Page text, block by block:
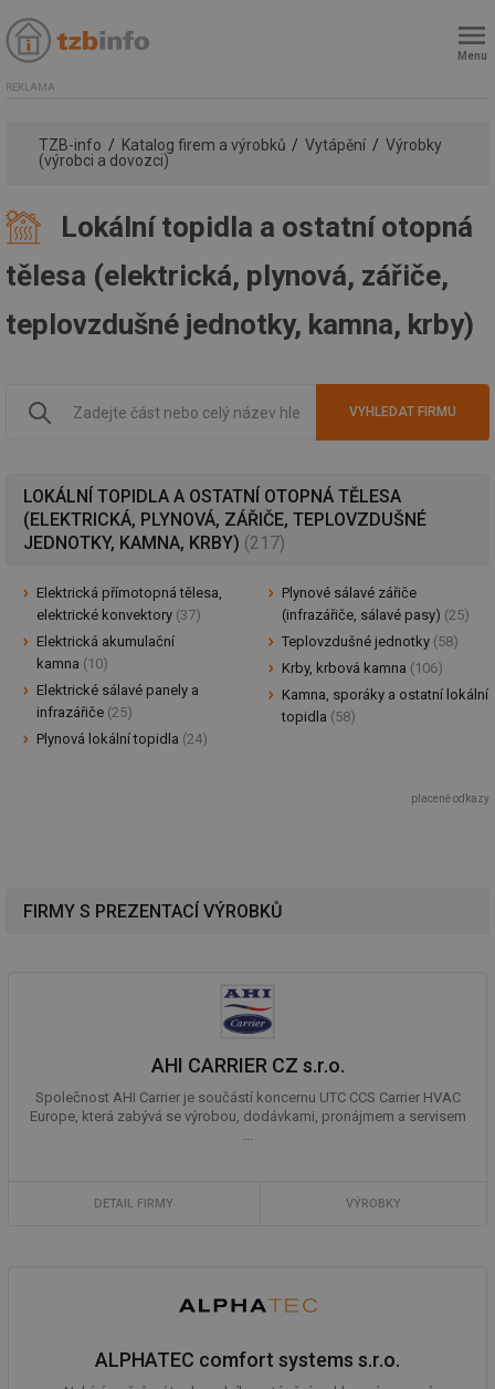
Menu
REKLAMA
TZB-info Katalog firem a výrobků Vytápění
Výrobky
(výrobci a dovozci)
Lokální topidla a ostatní otopná
tělesa (elektrická, plynová, zářiče,
teplovzdušné jednotky, kamna, krby)
LOKÁLNÍ TOPIDLA A OSTATNÍ OTOPNÁ TĚLESA
(ELEKTRICKÁ, PLYNOVÁ, ZÁŘIČE, TEPLOVZDUŠNÉ
JEDNOTKY, KAMNA, KRBY) (217)
Elektrická přímotopná tělesa,
elektrické konvektory (37)
Elektrická akumulační
kamna (10)
Elektrické sálavé panely a
infrazářiče (25)
Plynová lokální topidla (24)
Plynové sálavé zářiče
(infrazářiče, sálavé pasy) (25)
Teplovzdušné jednotky (58)
Krby, krbová kamna (106)
Kamna, sporáky a ostatní lokální
topidla (58)
placené odkazy
FIRMY S PREZENTACÍ VÝROBKŮ
AHI CARRIER CZ s.r.o.
Společnost AHI Carrier je součástí koncernu UTC CCS Carrier HVAC
Europe, která zabývá se výrobou, dodávkami, pronájmem a servisem
...
DETAIL FIRMY VÝROBKY
ALPHATEC comfort systems s.r.o.